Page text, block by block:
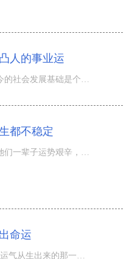
人的事业运
都不稳定
命运